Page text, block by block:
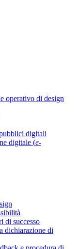
operativo di design
digitali
digitale (e-
di successo
dichiarazione di